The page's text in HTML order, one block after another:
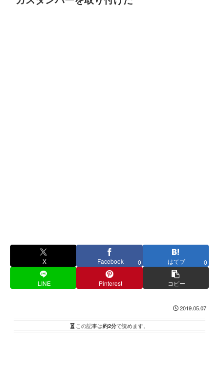
X Facebook 0 はてブ 0
LINE Pinterest コピー
2019.05.07
この記事は約2分で読めます。